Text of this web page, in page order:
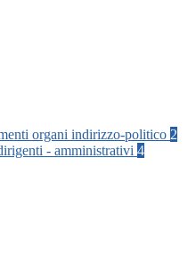
organi indirizzo-politico 2
- amministrativi 4